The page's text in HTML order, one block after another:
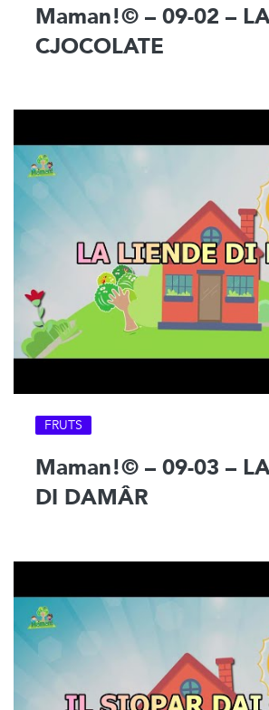
Maman!© – 09-02 –
CJOCOLATE
FRUTS
Maman!© – 09-03 –
DI DAMÂR